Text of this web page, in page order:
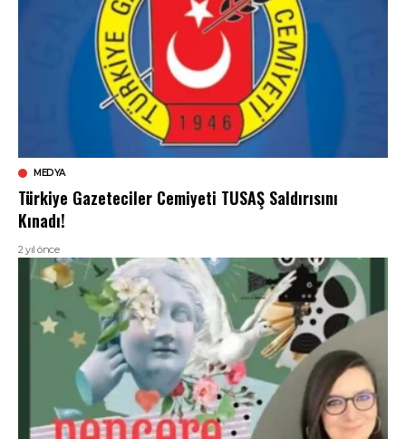
MEDYA
Türkiye Gazeteciler Cemiyeti TUSAŞ Saldırısını
Kınadı!
2 yıl önce